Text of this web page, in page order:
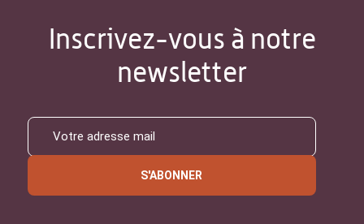
Inscrivez-vous à notre
newsletter
S'ABONNER